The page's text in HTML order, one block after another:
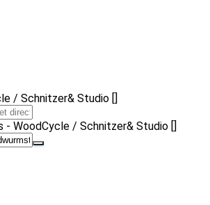
/ Schnitzer& Studio []
- WoodCycle / Schnitzer& Studio []